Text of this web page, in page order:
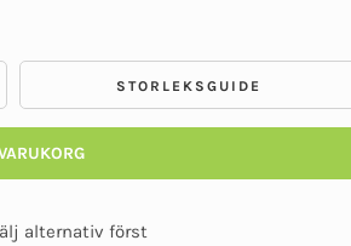
STORLEKSGUIDE
alternativ först